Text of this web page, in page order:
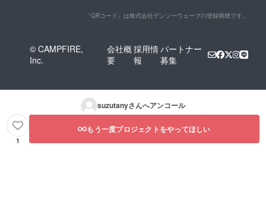
「QRコード」は株式会社デンソーウェーブの登録商標です。
© CAMPFIRE,
Inc.
会社概
要
採用情
報
パートナー
募集
suzutanyさんへアンコール
1
もう一度プロジェクトをやってほしい